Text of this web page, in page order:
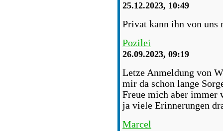
25.12.2023, 10:49
Privat kann ihn von uns
Pozilei
26.09.2023, 09:19
Letze Anmeldung von
mir da schon lange
Freue mich aber immer
ja viele Erinnerungen
Marcel